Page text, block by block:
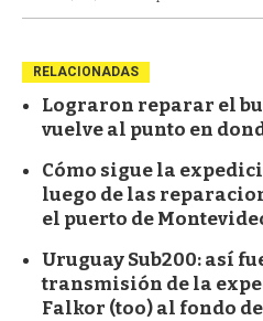
RELACIONADAS
Lograron reparar el
vuelve al punto en
Cómo sigue la
luego de las
el puerto de
Uruguay Sub200: así
transmisión de la
Falkor (too) al fondo